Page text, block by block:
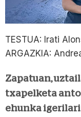
TESTUA: Irati
ARGAZKIA:
Zapatuan,
txapelketa
ehunka